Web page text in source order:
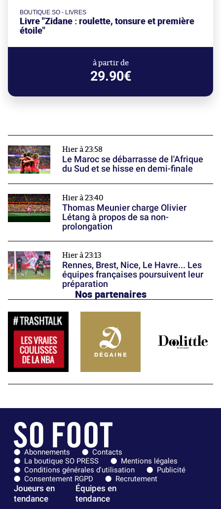
BOUTIQUE SO - LIVRES
Livre "Zidane : roulette, tonsure et première
étoile"
à partir de
29.90€
Hier à 23:58
Le Maroc se débarrasse de l'Afrique
du Sud et se hisse en demi-finale
Hier à 23:40
Thomas Meunier charge Olivier
Létang à propos de sa non-
prolongation
Hier à 23:13
Rennes, Brest, Nice, Le Havre... Les
équipes françaises poursuivent leur
préparation
Nos partenaires
Abonnements
Contacts
La boutique SO PRESS
Mentions légales
Conditions générales d'utilisation
Publicité
Consentement RGPD
Recrutement
Joueurs en
tendance
Équipes en
tendance